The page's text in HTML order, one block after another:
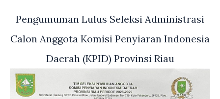
Pengumuman Lulus Seleksi Administrasi
Calon Anggota Komisi Penyiaran Indonesia
Daerah (KPID) Provinsi Riau